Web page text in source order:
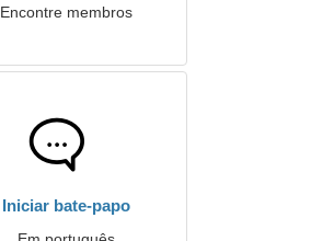
Encontre membros
Iniciar bate-papo